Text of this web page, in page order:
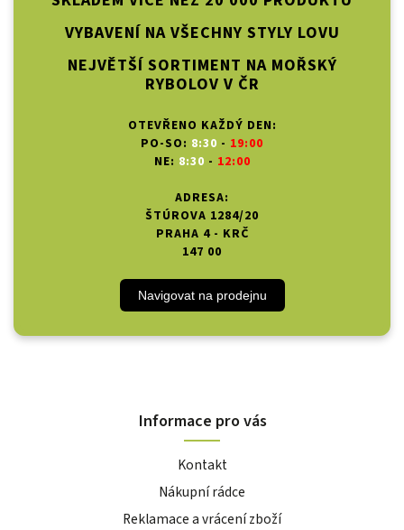
VYBAVENÍ NA VŠECHNY STYLY LOVU
NEJVĚTŠÍ SORTIMENT NA MOŘSKÝ
RYBOLOV V ČR
OTEVŘENO KAŽDÝ DEN:
PO-SO: 8:30 - 19:00
NE: 8:30 - 12:00
ADRESA:
ŠTÚROVA 1284/20
PRAHA 4 - KRČ
147 00
Navigovat na prodejnu
Informace pro vás
Kontakt
Nákupní rádce
Reklamace a vrácení zboží